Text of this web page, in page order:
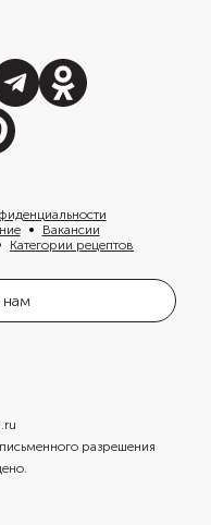
Вакансии
Категории рецептов
нам
разрешения